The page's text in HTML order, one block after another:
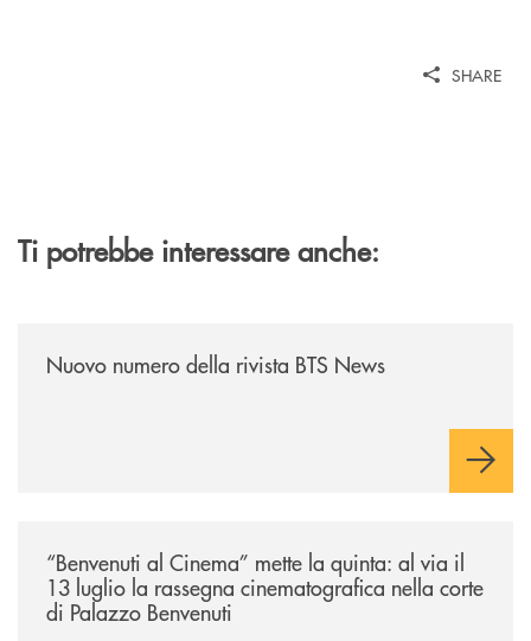
SHARE
Ti potrebbe interessare anche:
Nuovo numero della rivista BTS News
“Benvenuti al Cinema” mette la quinta: al via il
13 luglio la rassegna cinematografica nella corte
di Palazzo Benvenuti